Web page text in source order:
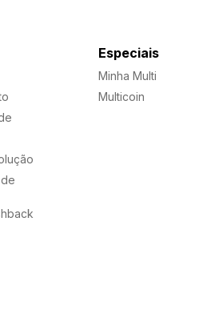
Especiais
Minha Multi
Multicoin